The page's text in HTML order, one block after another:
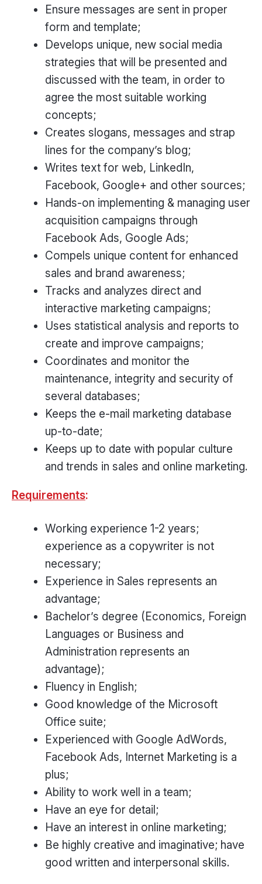
Ensure messages are sent in proper
form and template;
Develops unique, new social media
strategies that will be presented and
discussed with the team, in order to
agree the most suitable working
concepts;
Creates slogans, messages and strap
lines for the company’s blog;
Writes text for web, LinkedIn,
Facebook, Google+ and other sources;
Hands-on implementing & managing user
acquisition campaigns through
Facebook Ads, Google Ads;
Compels unique content for enhanced
sales and brand awareness;
Tracks and analyzes direct and
interactive marketing campaigns;
Uses statistical analysis and reports to
create and improve campaigns;
Coordinates and monitor the
maintenance, integrity and security of
several databases;
Keeps the e-mail marketing database
up-to-date;
Keeps up to date with popular culture
and trends in sales and online marketing.
Requirements:
Working experience 1-2 years;
experience as a copywriter is not
necessary;
Experience in Sales represents an
advantage;
Bachelor’s degree (Economics, Foreign
Languages or Business and
Administration represents an
advantage);
Fluency in English;
Good knowledge of the Microsoft
Office suite;
Experienced with Google AdWords,
Facebook Ads, Internet Marketing is a
plus;
Ability to work well in a team;
Have an eye for detail;
Have an interest in online marketing;
Be highly creative and imaginative; have
good written and interpersonal skills.